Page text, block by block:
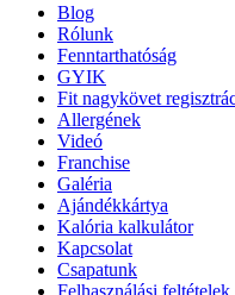
Blog
Rólunk
Fenntarthatóság
GYIK
Fit nagykövet
Allergének
Videó
Franchise
Galéria
Ajándékkártya
Kalória kalkulátor
Kapcsolat
Csapatunk
Felhasználási feltételek